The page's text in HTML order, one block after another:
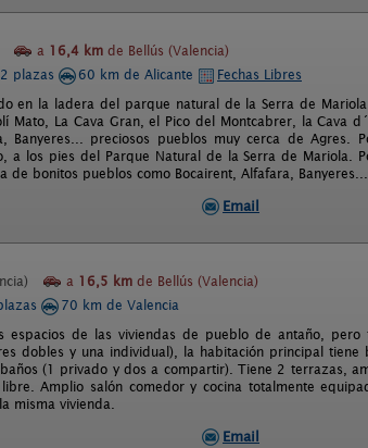
a 16,4 km de Bellús (Valencia)
plazas 60 km de Alicante
Fechas Libres
en la ladera del parque natural de la Serra de
Mato, La Cava Gran, el Pico del Montcabrer, la Cava
Banyeres... preciosos pueblos muy cerca de Agres.
a los pies del Parque Natural de la Serra de Mariola.
de bonitos pueblos como Bocairent, Alfafara, Banyeres...
Email
a 16,5 km de Bellús (Valencia)
70 km de Valencia
espacios de las viviendas de pueblo de antaño, pero
dobles y una individual), la habitación principal tiene
(1 privado y dos a compartir). Tiene 2 terrazas,
Amplio salón comedor y cocina totalmente
misma vivienda.
Email